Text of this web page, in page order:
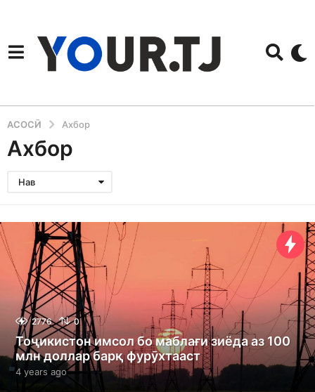
АСОСӢ Ахбор
Ахбор
Нав
2776 0
Тоҷикистон имсол бо маблағи зиёда аз 100
млн доллар барқ фурӯхтааст
4 years ago4